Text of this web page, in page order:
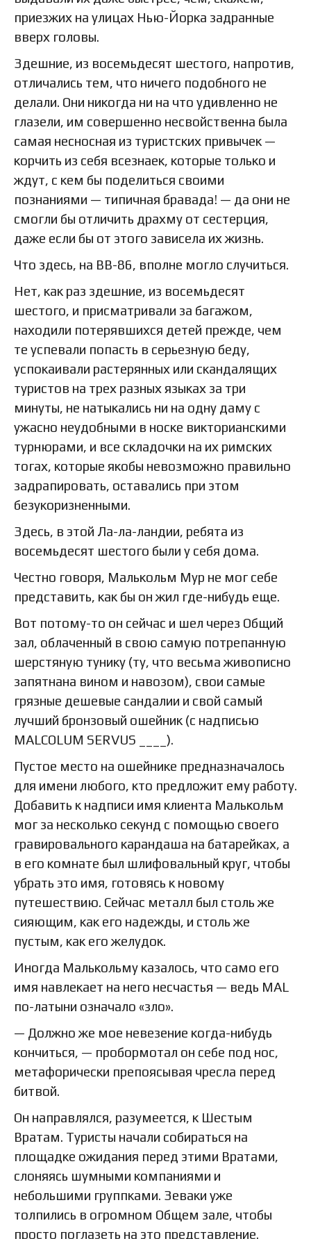
приезжих на улицах Нью-Йорка задранные
вверх головы.
Здешние, из восемьдесят шестого, напротив,
отличались тем, что ничего подобного не
делали. Они никогда ни на что удивленно не
глазели, им совершенно несвойственна была
самая несносная из туристских привычек —
корчить из себя всезнаек, которые только и
ждут, с кем бы поделиться своими
познаниями — типичная бравада! — да они не
смогли бы отличить драхму от сестерция,
даже если бы от этого зависела их жизнь.
Что здесь, на ВВ-86, вполне могло случиться.
Нет, как раз здешние, из восемьдесят
шестого, и присматривали за багажом,
находили потерявшихся детей прежде, чем
те успевали попасть в серьезную беду,
успокаивали растерянных или скандалящих
туристов на трех разных языках за три
минуты, не натыкались ни на одну даму с
ужасно неудобными в носке викторианскими
турнюрами, и все складочки на их римских
тогах, которые якобы невозможно правильно
задрапировать, оставались при этом
безукоризненными.
Здесь, в этой Ла-ла-ландии, ребята из
восемьдесят шестого были у себя дома.
Честно говоря, Малькольм Мур не мог себе
представить, как бы он жил где-нибудь еще.
Вот потому-то он сейчас и шел через Общий
зал, облаченный в свою самую потрепанную
шерстяную тунику (ту, что весьма живописно
запятнана вином и навозом), свои самые
грязные дешевые сандалии и свой самый
лучший бронзовый ошейник (с надписью
MALCOLUM SERVUS ____).
Пустое место на ошейнике предназначалось
для имени любого, кто предложит ему работу.
Добавить к надписи имя клиента Малькольм
мог за несколько секунд с помощью своего
гравировального карандаша на батарейках, а
в его комнате был шлифовальный круг, чтобы
убрать это имя, готовясь к новому
путешествию. Сейчас металл был столь же
сияющим, как его надежды, и столь же
пустым, как его желудок.
Иногда Малькольму казалось, что само его
имя навлекает на него несчастья — ведь MAL
по-латыни означало «зло».
— Должно же мое невезение когда-нибудь
кончиться, — пробормотал он себе под нос,
метафорически препоясывая чресла перед
битвой.
Он направлялся, разумеется, к Шестым
Вратам. Туристы начали собираться на
площадке ожидания перед этими Вратами,
слоняясь шумными компаниями и
небольшими группками. Зеваки уже
толпились в огромном Общем зале, чтобы
просто поглазеть на это представление.